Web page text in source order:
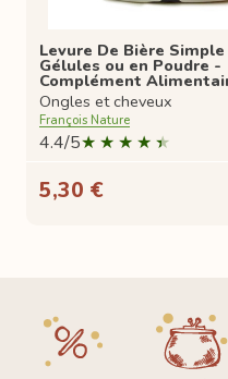
Levure De Bière Simple
Gélules ou en Poudre -
Complément
Ongles et cheveux
François Nature
4.4/5
5,30 €